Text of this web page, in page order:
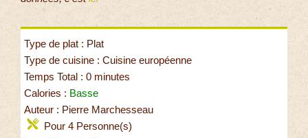
Type de plat : Plat
Type de cuisine : Cuisine européenne
Temps Total : 0 minutes
Calories : Basse
Auteur : Pierre Marchesseau
Pour 4 Personne(s)